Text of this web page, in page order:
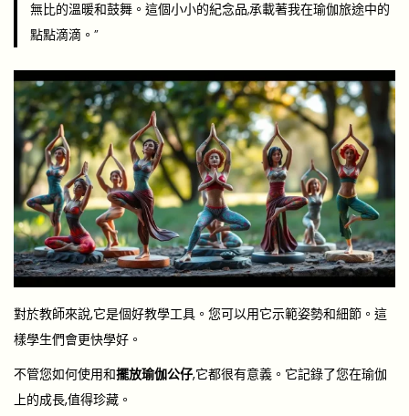
無比的溫暖和鼓舞。這個小小的紀念品,承載著我在瑜伽旅途中的
點點滴滴。”
對於教師來說,它是個好教學工具。您可以用它示範姿勢和細節。這
樣學生們會更快學好。
不管您如何使用和擺放瑜伽公仔,它都很有意義。它記錄了您在瑜伽
上的成長,值得珍藏。